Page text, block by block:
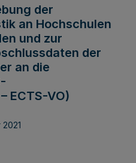
der
an Hochschulen
und zur
der
an die
ECTS-VO)